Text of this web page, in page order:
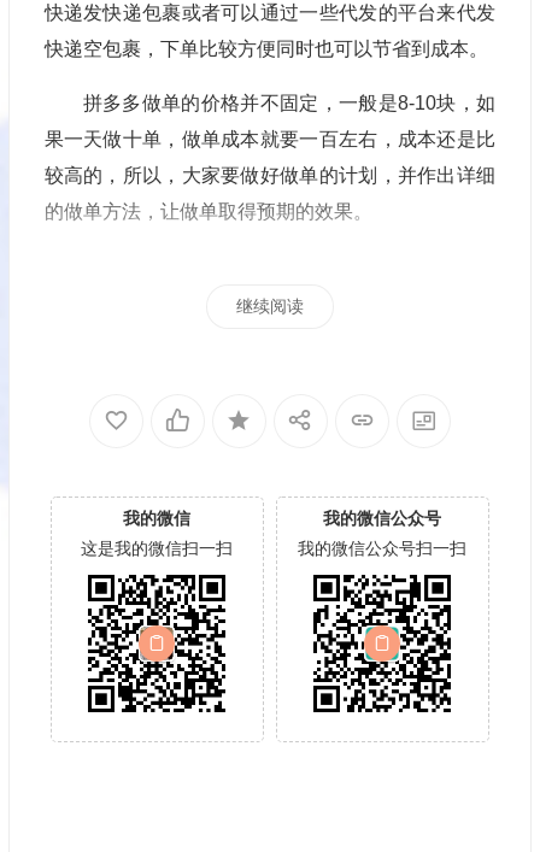
快递发快递包裹或者可以通过一些代发的平台来代发
快递空包裹，下单比较方便同时也可以节省到成本。
拼多多做单的价格并不固定，一般是8-10块，如
果一天做十单，做单成本就要一百左右，成本还是比
较高的，所以，大家要做好做单的计划，并作出详细
的做单方法，让做单取得预期的效果。
继续阅读
我的微信
这是我的微信扫一扫
我的微信公众号
我的微信公众号扫一扫